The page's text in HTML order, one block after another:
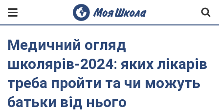
Медичний огляд
школярів-2024: яких лікарів
треба пройти та чи можуть
батьки від нього